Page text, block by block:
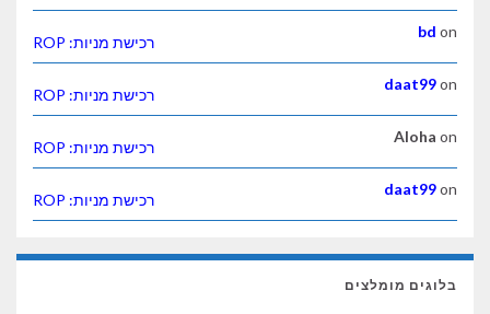
bd on
רכישת מניות: ROP
daat99on
רכישת מניות: ROP
Aloha on
רכישת מניות: ROP
daat99on
רכישת מניות: ROP
בלוגים מומלצים